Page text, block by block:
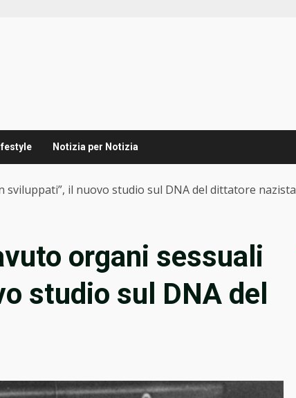
Notizia per Notizia
il nuovo studio sul DNA del dittatore nazista
organi sessuali
studio sul DNA del